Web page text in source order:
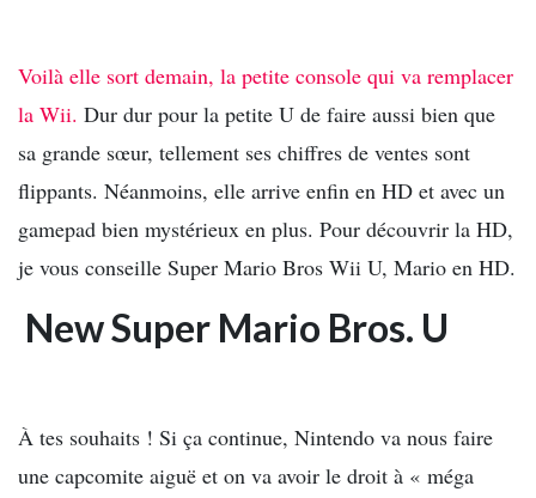
Voilà elle sort demain, la petite console qui va remplacer
la Wii. Dur dur pour la petite U de faire aussi bien que
sa grande sœur, tellement ses chiffres de ventes sont
flippants. Néanmoins, elle arrive enfin en HD et avec un
gamepad bien mystérieux en plus. Pour découvrir la HD,
je vous conseille Super Mario Bros Wii U, Mario en HD.
New Super Mario Bros. U
À tes souhaits ! Si ça continue, Nintendo va nous faire
une capcomite aiguë et on va avoir le droit à « méga